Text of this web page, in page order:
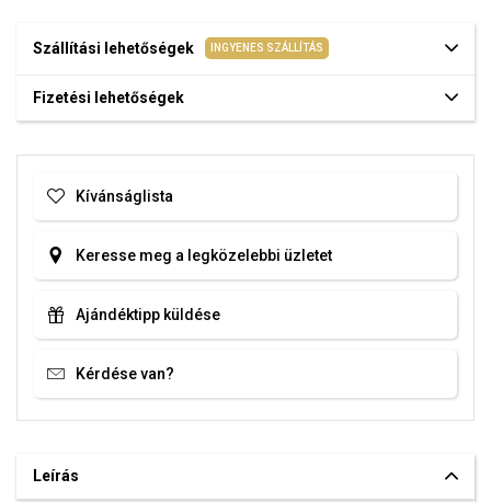
Szállítási lehetőségek INGYENES SZÁLLÍTÁS
Fizetési lehetőségek
Kívánságlista
Keresse meg a legközelebbi üzletet
Ajándéktipp küldése
Kérdése van?
Leírás